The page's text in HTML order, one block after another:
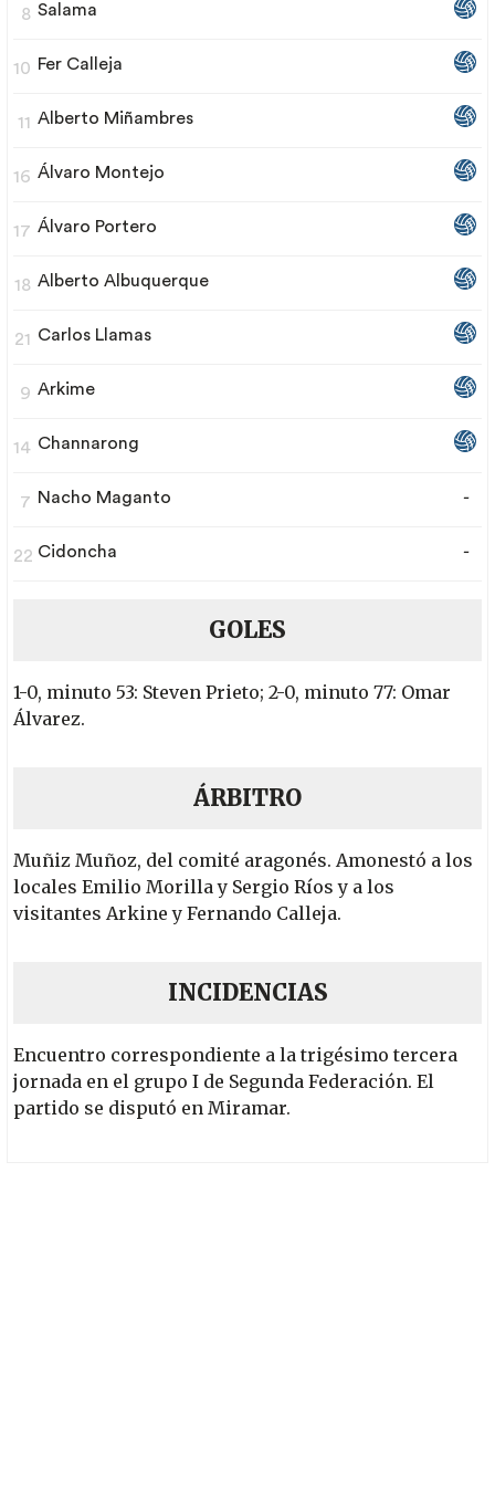
8 Salama
10 Fer Calleja
11 Alberto Miñambres
16 Álvaro Montejo
17 Álvaro Portero
18 Alberto Albuquerque
21 Carlos Llamas
9 Arkime
14 Channarong
7 Nacho Maganto -
22 Cidoncha -
GOLES
1-0, minuto 53: Steven Prieto; 2-0, minuto 77: Omar
Álvarez.
ÁRBITRO
Muñiz Muñoz, del comité aragonés. Amonestó a los
locales Emilio Morilla y Sergio Ríos y a los
visitantes Arkine y Fernando Calleja.
INCIDENCIAS
Encuentro correspondiente a la trigésimo tercera
jornada en el grupo I de Segunda Federación. El
partido se disputó en Miramar.